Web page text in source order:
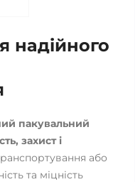
надійного
пакувальний
захист і
або
та міцність